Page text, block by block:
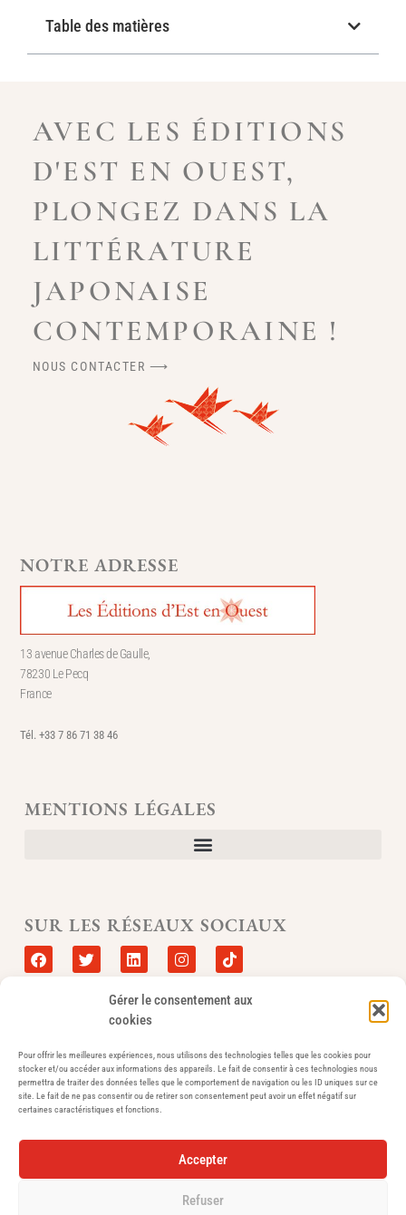
Gérer le consentement aux
cookies
Pour offrir les meilleures expériences, nous utilisons des technologies telles que les cookies pour
stocker et/ou accéder aux informations des appareils. Le fait de consentir à ces technologies nous
permettra de traiter des données telles que le comportement de navigation ou les ID uniques sur ce
site. Le fait de ne pas consentir ou de retirer son consentement peut avoir un effet négatif sur
certaines caractéristiques et fonctions.
Accepter
Refuser
Table des matières
AVEC LES ÉDITIONS
D'EST EN OUEST,
PLONGEZ DANS LA
LITTÉRATURE
JAPONAISE
CONTEMPORAINE !
NOUS CONTACTER ⟶
NOTRE ADRESSE
13 avenue Charles de Gaulle,
78230 Le Pecq
France
Tél. +33 7 86 71 38 46
MENTIONS LÉGALES
SUR LES RÉSEAUX SOCIAUX
ACTUALITÉS ?
VOUS INSCRIRE À LA NEWSLETTER⟶
© Tous droits réservés aux Éditions d'Est en Ouest - Isabelle Legrand Nishikawa 2022